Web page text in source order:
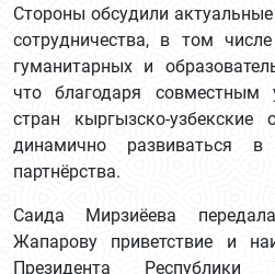
Стороны обсудили
сотрудничества, в том
гуманитарных и
что благодаря совместным
стран кыргызско-
динамично развиваться в
партнёрства.
Саида Мирзиёева
Жапарову приветствие и
Президента Республики